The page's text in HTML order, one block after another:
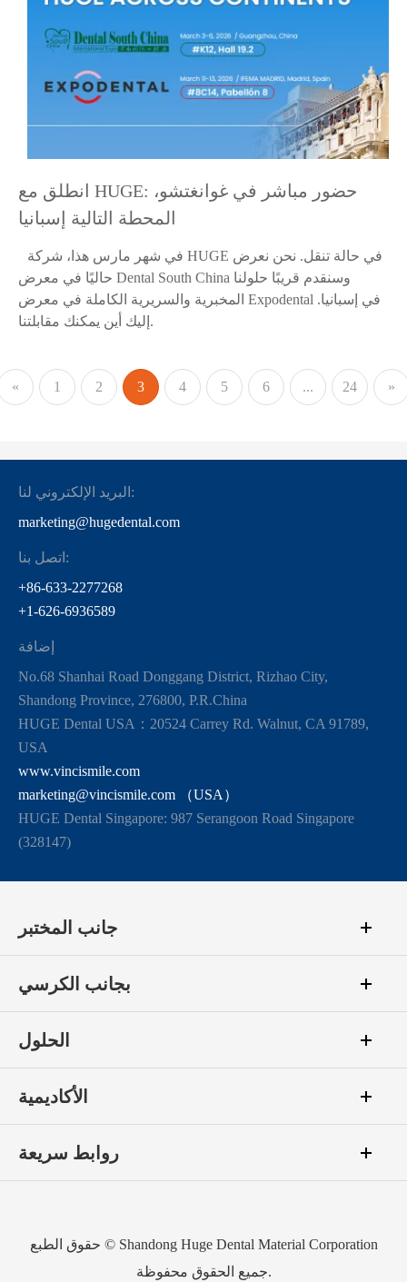
انطلق مع HUGE: حضور مباشر في غوانغتشو،
المحطة التالية إسبانيا
في شهر مارس هذا، شركة HUGE في حالة تنقل. نحن نعرض
حاليًا في معرض Dental South China وسنقدم قريبًا حلولنا
المخبرية والسريرية الكاملة في معرض Expodental في إسبانيا.
إليك أين يمكنك مقابلتنا.
« 1 2 3 4 5 6 ... 24 »
البريد الإلكتروني لنا:
marketing@hugedental.com
اتصل بنا:
+86-633-2277268
+1-626-6936589
إضافة
No.68 Shanhai Road Donggang District, Rizhao City,
Shandong Province, 276800, P.R.China
HUGE Dental USA：20524 Carrey Rd. Walnut, CA 91789,
USA
www.vincismile.com
marketing@vincismile.com （USA）
HUGE Dental Singapore: 987 Serangoon Road Singapore
(328147)
جانب المختبر
بجانب الكرسي
الحلول
الأكاديمية
روابط سريعة
حقوق الطبع © Shandong Huge Dental Material Corporation
جميع الحقوق محفوظة.